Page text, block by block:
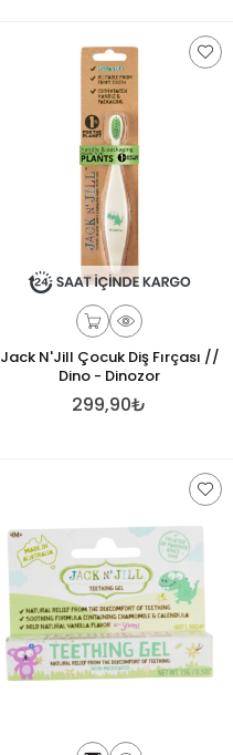
Jack N'Jill Çocuk Diş Fırçası //
Dino - Dinozor
299,90₺